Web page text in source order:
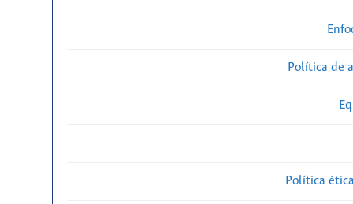
Política de
Política